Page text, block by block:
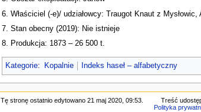
6. Właściciel (-e)/ udziałowcy: Traugot Knaut z
7. Stan obecny (2019): Nie istnieje
8. Produkcja: 1873 – 26 500 t.
Kategorie: Kopalnie Indeks haseł – alfabetyczny
Tę stronę ostatnio edytowano 21 maj 2020, 09:53. Treść
Polityka